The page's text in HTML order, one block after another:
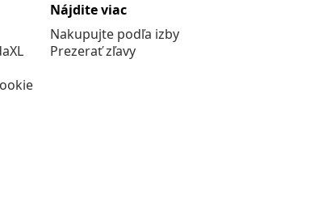
Nájdite viac
Nakupujte podľa izby
Prezerať zľavy